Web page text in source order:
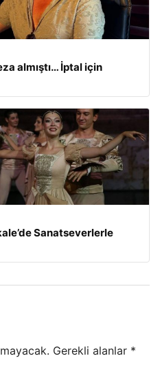
almıştı… İptal için
Sanatseverlerle
Gerekli alanlar *